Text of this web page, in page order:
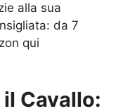
alla sua
da 7
qui
Cavallo: